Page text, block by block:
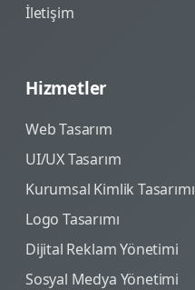
İletişim
Hizmetler
Web Tasarım
UI/UX Tasarım
Kurumsal Kimlik Tasarımı
Logo Tasarımı
Dijital Reklam Yönetimi
Sosyal Medya Yönetimi